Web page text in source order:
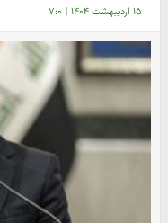
۱۵ اردیبهشت ۱۴۰۴ | ۷:۰